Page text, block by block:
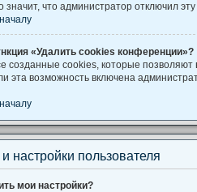
значит, что администратор отключил
«Удалить cookies конференции»?
созданные cookies, которые
эта возможность включена
настройки пользователя
мои настройки?